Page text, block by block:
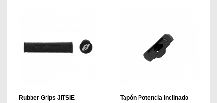
Rubber Grips JITSIE
Tapón Potencia Inclinado